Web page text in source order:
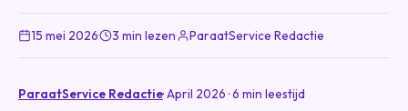
15 mei 2026· 3 min lezen· ParaatService Redactie
ParaatService Redactie· April 2026 · 6 min leestijd